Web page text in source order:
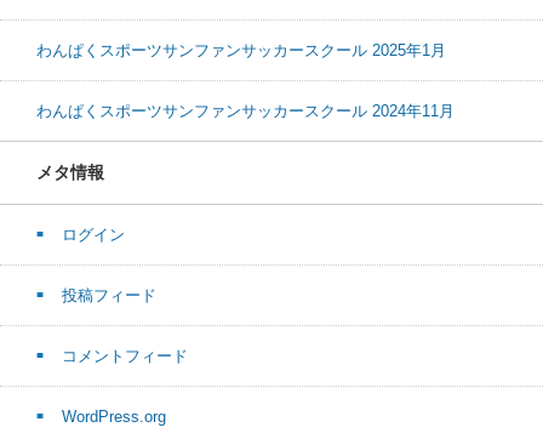
わんぱくスポーツサンファンサッカースクール 2025年1月
わんぱくスポーツサンファンサッカースクール 2024年11月
メタ情報
ログイン
投稿フィード
コメントフィード
WordPress.org